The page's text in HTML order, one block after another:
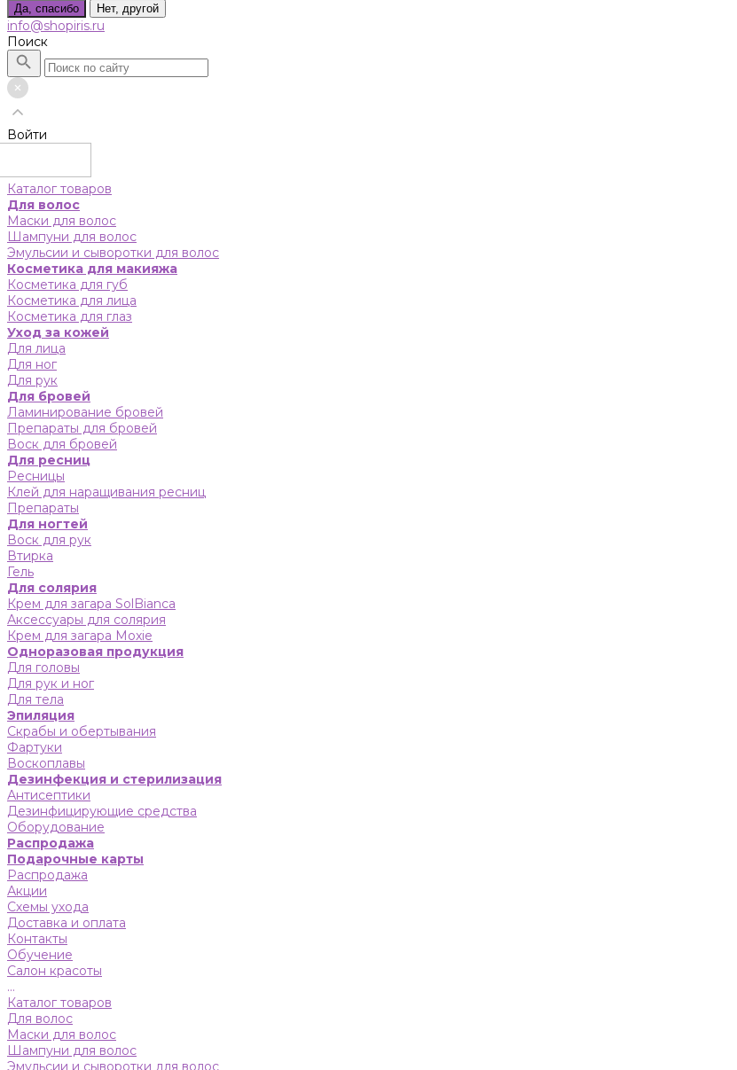
Да, спасибо Нет, другой
info@shopiris.ru
Поиск
Войти
Каталог товаров
Для волос
Маски для волос
Шампуни для волос
Эмульсии и сыворотки для волос
Косметика для макияжа
Косметика для губ
Косметика для лица
Косметика для глаз
Уход за кожей
Для лица
Для ног
Для рук
Для бровей
Ламинирование бровей
Препараты для бровей
Воск для бровей
Для ресниц
Ресницы
Клей для наращивания ресниц
Препараты
Для ногтей
Воск для рук
Втирка
Гель
Для солярия
Крем для загара SolBianca
Аксессуары для солярия
Крем для загара Moxie
Одноразовая продукция
Для головы
Для рук и ног
Для тела
Эпиляция
Скрабы и обертывания
Фартуки
Воскоплавы
Дезинфекция и стерилизация
Антисептики
Дезинфицирующие средства
Оборудование
Распродажа
Подарочные карты
Распродажа
Акции
Схемы ухода
Доставка и оплата
Контакты
Обучение
Салон красоты
...
Каталог товаров
Для волос
Маски для волос
Шампуни для волос
Эмульсии и сыворотки для волос